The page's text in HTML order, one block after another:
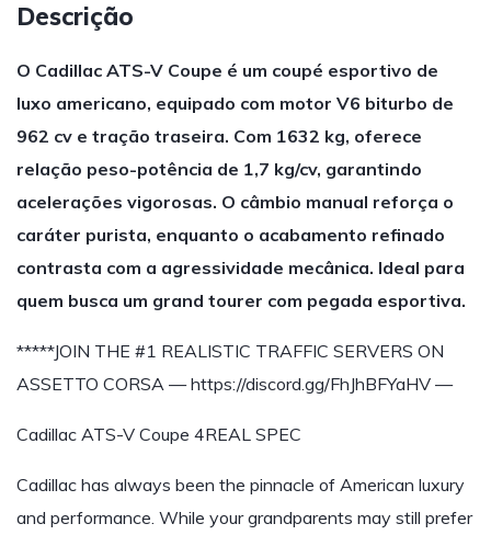
Descrição
O Cadillac ATS-V Coupe é um coupé esportivo de
luxo americano, equipado com motor V6 biturbo de
962 cv e tração traseira. Com 1632 kg, oferece
relação peso-potência de 1,7 kg/cv, garantindo
acelerações vigorosas. O câmbio manual reforça o
caráter purista, enquanto o acabamento refinado
contrasta com a agressividade mecânica. Ideal para
quem busca um grand tourer com pegada esportiva.
*****JOIN THE #1 REALISTIC TRAFFIC SERVERS ON
ASSETTO CORSA — https://discord.gg/FhJhBFYaHV —
Cadillac ATS-V Coupe 4REAL SPEC
Cadillac has always been the pinnacle of American luxury
and performance. While your grandparents may still prefer